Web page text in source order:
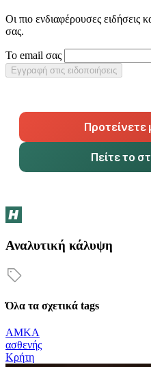
Οι πιο ενδιαφέρουσες ειδήσεις
σας.
Το email σας
Εγγραφή στις ειδοποιήσεις
Προτείνετε
Πείτε το
Αναλυτική κάλυψη
Όλα τα σχετικά tags
ΑΜΚΑ
ασθενής
Κρήτη